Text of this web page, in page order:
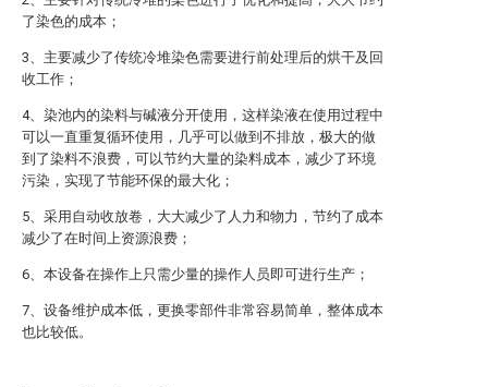
了染色的成本；
3、主要减少了传统冷堆染色需要进行前处理后的烘干及回
收工作；
4、染池内的染料与碱液分开使用，这样染液在使用过程中
可以一直重复循环使用，几乎可以做到不排放，极大的做
到了染料不浪费，可以节约大量的染料成本，减少了环境
污染，实现了节能环保的最大化；
5、采用自动收放卷，大大减少了人力和物力，节约了成本
减少了在时间上资源浪费；
6、本设备在操作上只需少量的操作人员即可进行生产；
7、设备维护成本低，更换零部件非常容易简单，整体成本
也比较低。